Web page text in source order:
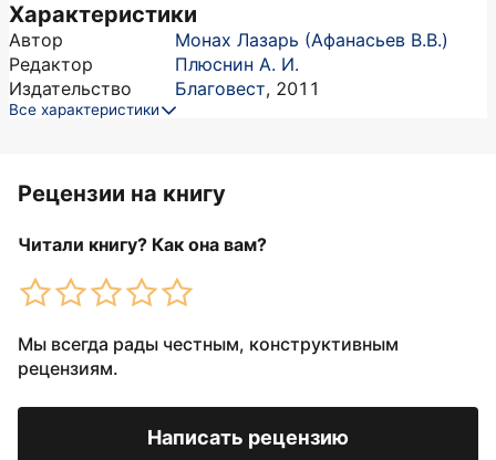
Характеристики
Автор
Монах Лазарь (Афанасьев В.В.)
Редактор
Плюснин А. И.
Издательство
Благовест, 2011
Все характеристики
Рецензии на книгу
Читали книгу? Как она вам?
Мы всегда рады честным, конструктивным
рецензиям.
Написать рецензию